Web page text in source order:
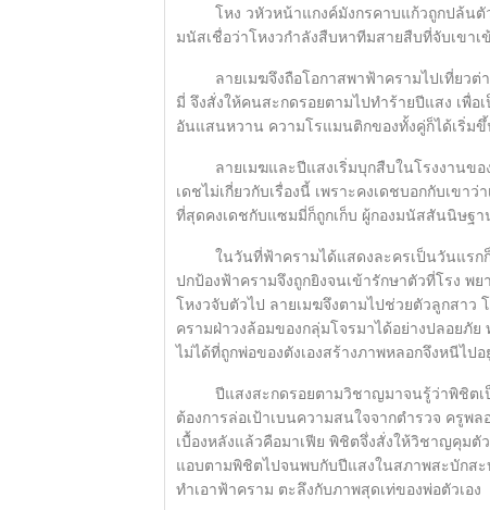
โหง วหัวหน้าแกงค์มังกรคาบแก้วถูกปล้นตัว
มนัสเชื่อว่าโหงวกำลังสืบหาทีมสายสืบที่จับเขาเ
ลายเมฆจึงถือโอกาสพาฟ้าครามไปเที่ยวต่า
มี่ จึงสั่งให้คนสะกดรอยตามไปทำร้ายปีแสง เพื่
อันแสนหวาน ความโรแมนติกของทั้งคู่ก็ได้เริ่มขึ้
ลายเมฆและปีแสงเริ่มบุกสืบในโรงงานของ
เดชไม่เกี่ยวกับเรื่องนี้ เพราะคงเดชบอกกับเขา
ที่สุดคงเดชกับแซมมี่ก็ถูกเก็บ ผู้กองมนัสสันนิษฐา
ในวันที่ฟ้าครามได้แสดงละครเป็นวันแรกก็เ
ปกป้องฟ้าครามจึงถูกยิงจนเข้ารักษาตัวที่โรง พ
โหงวจับตัวไป ลายเมฆจึงตามไปช่วยตัวลูกสาว
ครามฝ่าวงล้อมของกลุ่มโจรมาได้อย่างปลอยภั
ไม่ได้ที่ถูกพ่อของตังเองสร้างภาพหลอกจึงหนีไป
ปีแสงสะกดรอยตามวิชาญมาจนรู้ว่าพิชิตเป็น
ต้องการล่อเป้าเบนความสนใจจากตำรวจ ครูพ
เบื้องหลังแล้วคือมาเฟีย พิชิตจึ่งสั่งให้วิชาญคุม
แอบตามพิชิตไปจนพบกับปีแสงในสภาพสะบักสะ
ทำเอาฟ้าคราม ตะลึงกับภาพสุดเท่ของพ่อตัวเอง